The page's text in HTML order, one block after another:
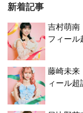
新着記事
吉村萌南
フィール
藤崎未来
ィール超